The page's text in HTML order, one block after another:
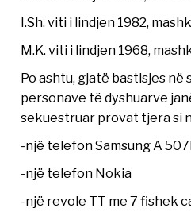
I.Sh. viti i lindjen 1982,
M.K. viti i lindjen 1968,
Po ashtu, gjatë bastisjes
personave të dyshuarve
sekuestruar provat tjera si
-një telefon Samsung A
-një telefon Nokia
-një revole TT me 7 fishek